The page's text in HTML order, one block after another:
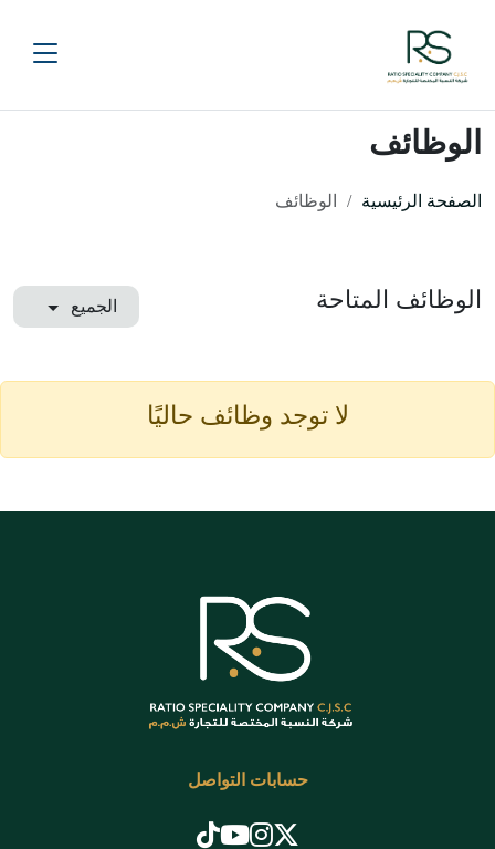
الوظائف
الصفحة الرئيسية الوظائف
الوظائف المتاحة الجميع
لا توجد وظائف حاليًا
حسابات التواصل